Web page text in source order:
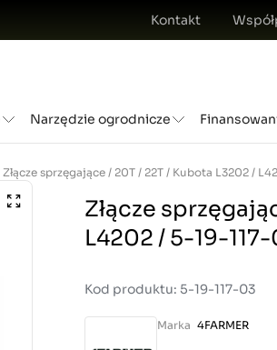
Kontakt
Narzędzie ogrodnicze
Złącze
L4202 / 5-19-
Kod produktu: 5-19-117-03
Marka 4FARMER